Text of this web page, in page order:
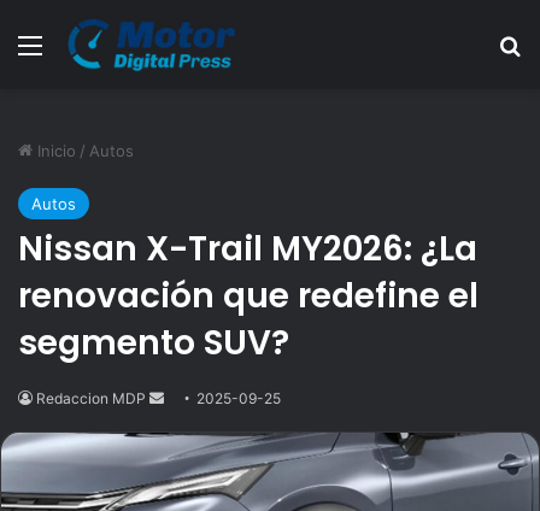
Menú
Inicio / Autos
Autos
Nissan X-Trail MY2026: ¿La
renovación que redefine el
segmento SUV?
Redaccion MDP
Send
email
2025-09-25